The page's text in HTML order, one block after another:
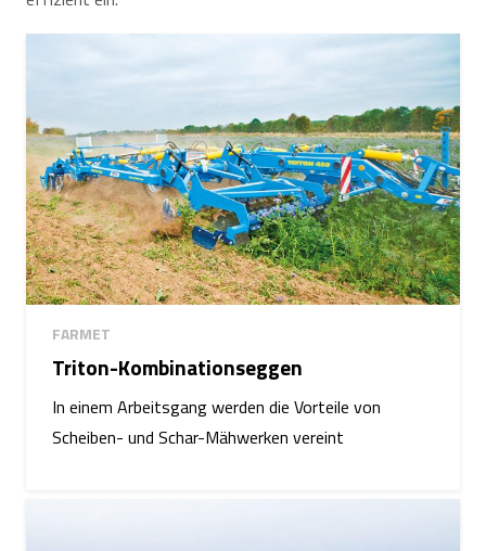
FARMET
Triton-Kombinationseggen
In einem Arbeitsgang werden die Vorteile von
Scheiben- und Schar-Mähwerken vereint